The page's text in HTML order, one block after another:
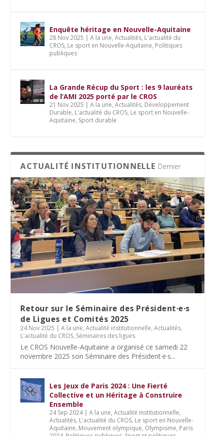
Enquête héritage en Nouvelle-Aquitaine
28 Nov 2025 |A la une,Actualités, L'actualité du
CROS, Le sport en Nouvelle-Aquitaine, Politiques
publiques
La Grande Récup du Sport : les 9 lauréats
de l’AMI 2025 porté par le CROS
21 Nov 2025 |A la une,Actualités, Développement
Durable, L'actualité du CROS, Le sport en Nouvelle-
Aquitaine, Sport durable
ACTUALITÉ INSTITUTIONNELLE Dernier
Retour sur le Séminaire des Président·e·s
de Ligues et Comités 2025
24 Nov 2025 |A la une,Actualité institutionnelle,Actualités,
L'actualité du CROS, Séminaires des ligues
Le CROS Nouvelle-Aquitaine a organisé ce samedi 22
novembre 2025 son Séminaire des Président·e·s...
Les Jeux de Paris 2024 : Une Fierté
Collective et un Héritage à Construire
Ensemble
24 Sep 2024|A la une,Actualité institutionnelle,
Actualités, L'actualité du CROS, Le sport en Nouvelle-
Aquitaine, Mouvement olympique, Olympisme, Paris